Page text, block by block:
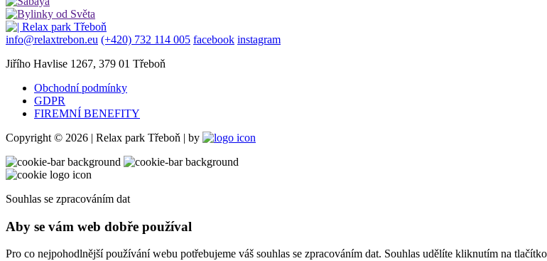
info@relaxtrebon.eu (+420) 732 114 005 facebook instagram
Jiřího Havlise 1267, 379 01 Třeboň
Obchodní podmínky
GDPR
FIREMNÍ BENEFITY
Copyright © 2026 | Relax park Třeboň | by
Souhlas se zpracováním dat
Aby se vám web dobře používal
Pro co nejpohodlnější používání webu potřebujeme váš souhlas se zpracováním dat. Souhlas udělíte kliknutím na